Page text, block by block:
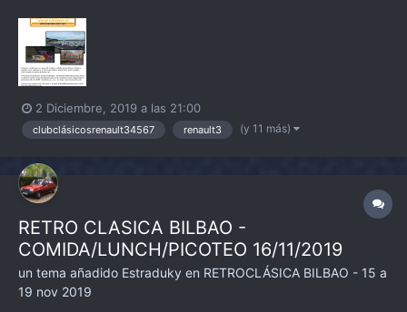
2 Diciembre, 2019 a las 21:00
clubclásicosrenault34567 renault3 (y 11 más)
RETRO CLASICA BILBAO -
COMIDA/LUNCH/PICOTEO 16/11/2019
un tema añadido Estraduky en RETROCLÁSICA BILBAO - 15 a
19 nov 2019